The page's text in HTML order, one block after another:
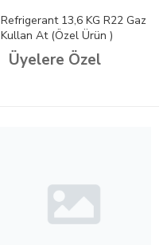
Refrigerant 13,6 KG R22 Gaz
Kullan At (Özel Ürün )
Üyelere Özel